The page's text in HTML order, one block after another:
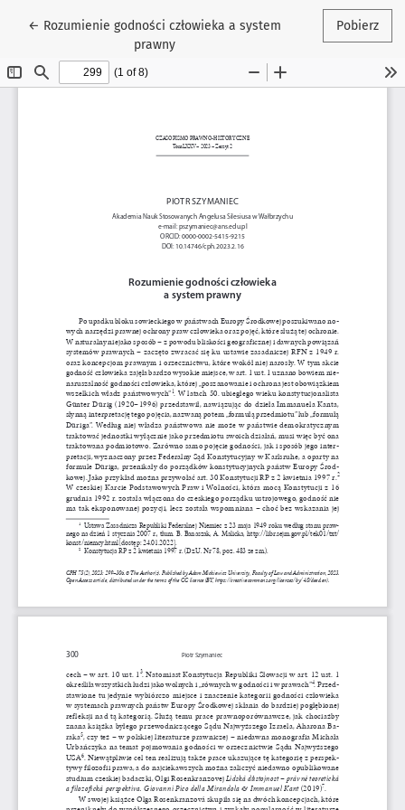
← Wróć do szczegółów artykułu
Rozumienie godności człowieka a system
prawny
Pobierz